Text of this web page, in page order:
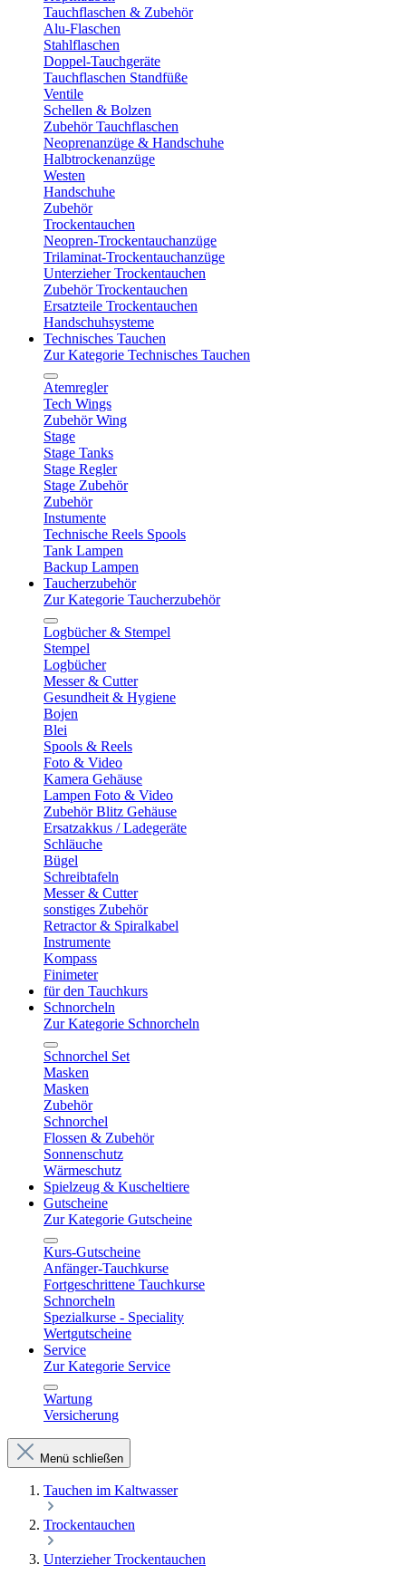
Tauchflaschen & Zubehör
Alu-Flaschen
Stahlflaschen
Doppel-Tauchgeräte
Tauchflaschen Standfüße
Ventile
Schellen & Bolzen
Zubehör Tauchflaschen
Neoprenanzüge & Handschuhe
Halbtrockenanzüge
Westen
Handschuhe
Zubehör
Trockentauchen
Neopren-Trockentauchanzüge
Trilaminat-Trockentauchanzüge
Unterzieher Trockentauchen
Zubehör Trockentauchen
Ersatzteile Trockentauchen
Handschuhsysteme
Technisches Tauchen
Zur Kategorie Technisches Tauchen
Atemregler
Tech Wings
Zubehör Wing
Stage
Stage Tanks
Stage Regler
Stage Zubehör
Zubehör
Instumente
Technische Reels Spools
Tank Lampen
Backup Lampen
Taucherzubehör
Zur Kategorie Taucherzubehör
Logbücher & Stempel
Stempel
Logbücher
Messer & Cutter
Gesundheit & Hygiene
Bojen
Blei
Spools & Reels
Foto & Video
Kamera Gehäuse
Lampen Foto & Video
Zubehör Blitz Gehäuse
Ersatzakkus / Ladegeräte
Schläuche
Bügel
Schreibtafeln
Messer & Cutter
sonstiges Zubehör
Retractor & Spiralkabel
Instrumente
Kompass
Finimeter
für den Tauchkurs
Schnorcheln
Zur Kategorie Schnorcheln
Schnorchel Set
Masken
Masken
Zubehör
Schnorchel
Flossen & Zubehör
Sonnenschutz
Wärmeschutz
Spielzeug & Kuscheltiere
Gutscheine
Zur Kategorie Gutscheine
Kurs-Gutscheine
Anfänger-Tauchkurse
Fortgeschrittene Tauchkurse
Schnorcheln
Spezialkurse - Speciality
Wertgutscheine
Service
Zur Kategorie Service
Wartung
Versicherung
Menü schließen
Tauchen im Kaltwasser
Trockentauchen
Unterzieher Trockentauchen